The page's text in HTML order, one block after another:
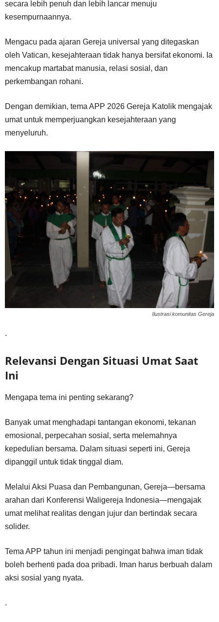
secara lebih penuh dan lebih lancar menuju
kesempurnaannya.
Mengacu pada ajaran Gereja universal yang ditegaskan
oleh Vatican, kesejahteraan tidak hanya bersifat ekonomi. Ia
mencakup martabat manusia, relasi sosial, dan
perkembangan rohani.
Dengan demikian, tema APP 2026 Gereja Katolik mengajak
umat untuk memperjuangkan kesejahteraan yang
menyeluruh.
Ilustrasi komunitas Gereja
.
Relevansi Dengan Situasi Umat Saat
Ini
Mengapa tema ini penting sekarang?
Banyak umat menghadapi tantangan ekonomi, tekanan
emosional, perpecahan sosial, serta melemahnya
kepedulian bersama. Dalam situasi seperti ini, Gereja
dipanggil untuk tidak tinggal diam.
Melalui Aksi Puasa dan Pembangunan, Gereja—bersama
arahan dari Konferensi Waligereja Indonesia—mengajak
umat melihat realitas dengan jujur dan bertindak secara
solider.
Tema APP tahun ini menjadi pengingat bahwa iman tidak
boleh berhenti pada doa pribadi. Iman harus berbuah dalam
aksi sosial yang nyata.
.